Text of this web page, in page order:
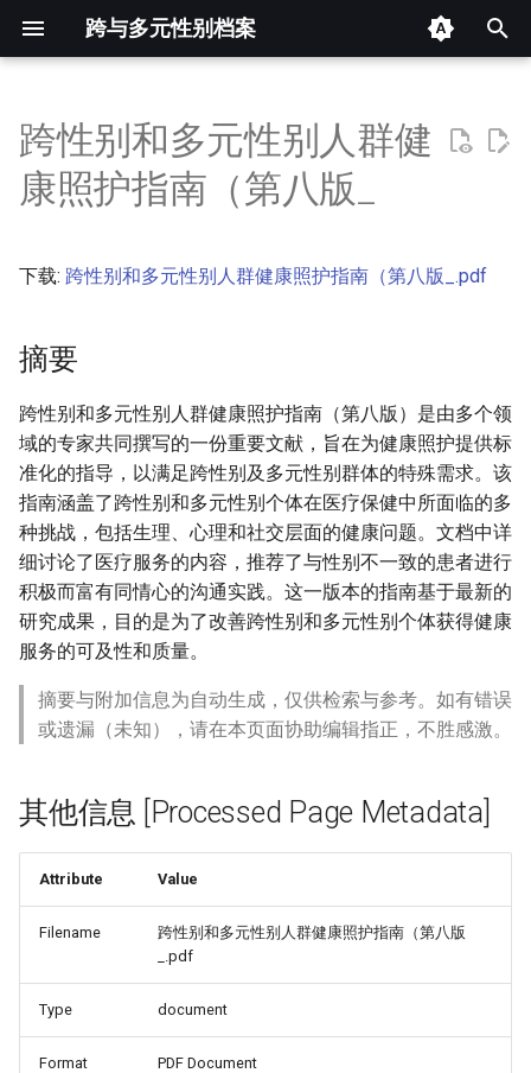
跨与多元性别档案
入
以
开
摘要
跨性别和多元性别人群健
康照护指南（第八版_
下载: 跨性别和多元性别人群健康照护指南（第八版_.pdf
摘要
跨性别和多元性别人群健康照护指南（第八版）是由多个领
域的专家共同撰写的一份重要文献，旨在为健康照护提供标
准化的指导，以满足跨性别及多元性别群体的特殊需求。该
指南涵盖了跨性别和多元性别个体在医疗保健中所面临的多
种挑战，包括生理、心理和社交层面的健康问题。文档中详
细讨论了医疗服务的内容，推荐了与性别不一致的患者进行
积极而富有同情心的沟通实践。这一版本的指南基于最新的
研究成果，目的是为了改善跨性别和多元性别个体获得健康
服务的可及性和质量。
摘要与附加信息为自动生成，仅供检索与参考。如有错误
或遗漏（未知），请在本页面协助编辑指正，不胜感激。
其他信息 [Processed Page Metadata]
Attribute Value
Filename
跨性别和多元性别人群健康照护指南（第八版
_.pdf
Type document
Format PDF Document